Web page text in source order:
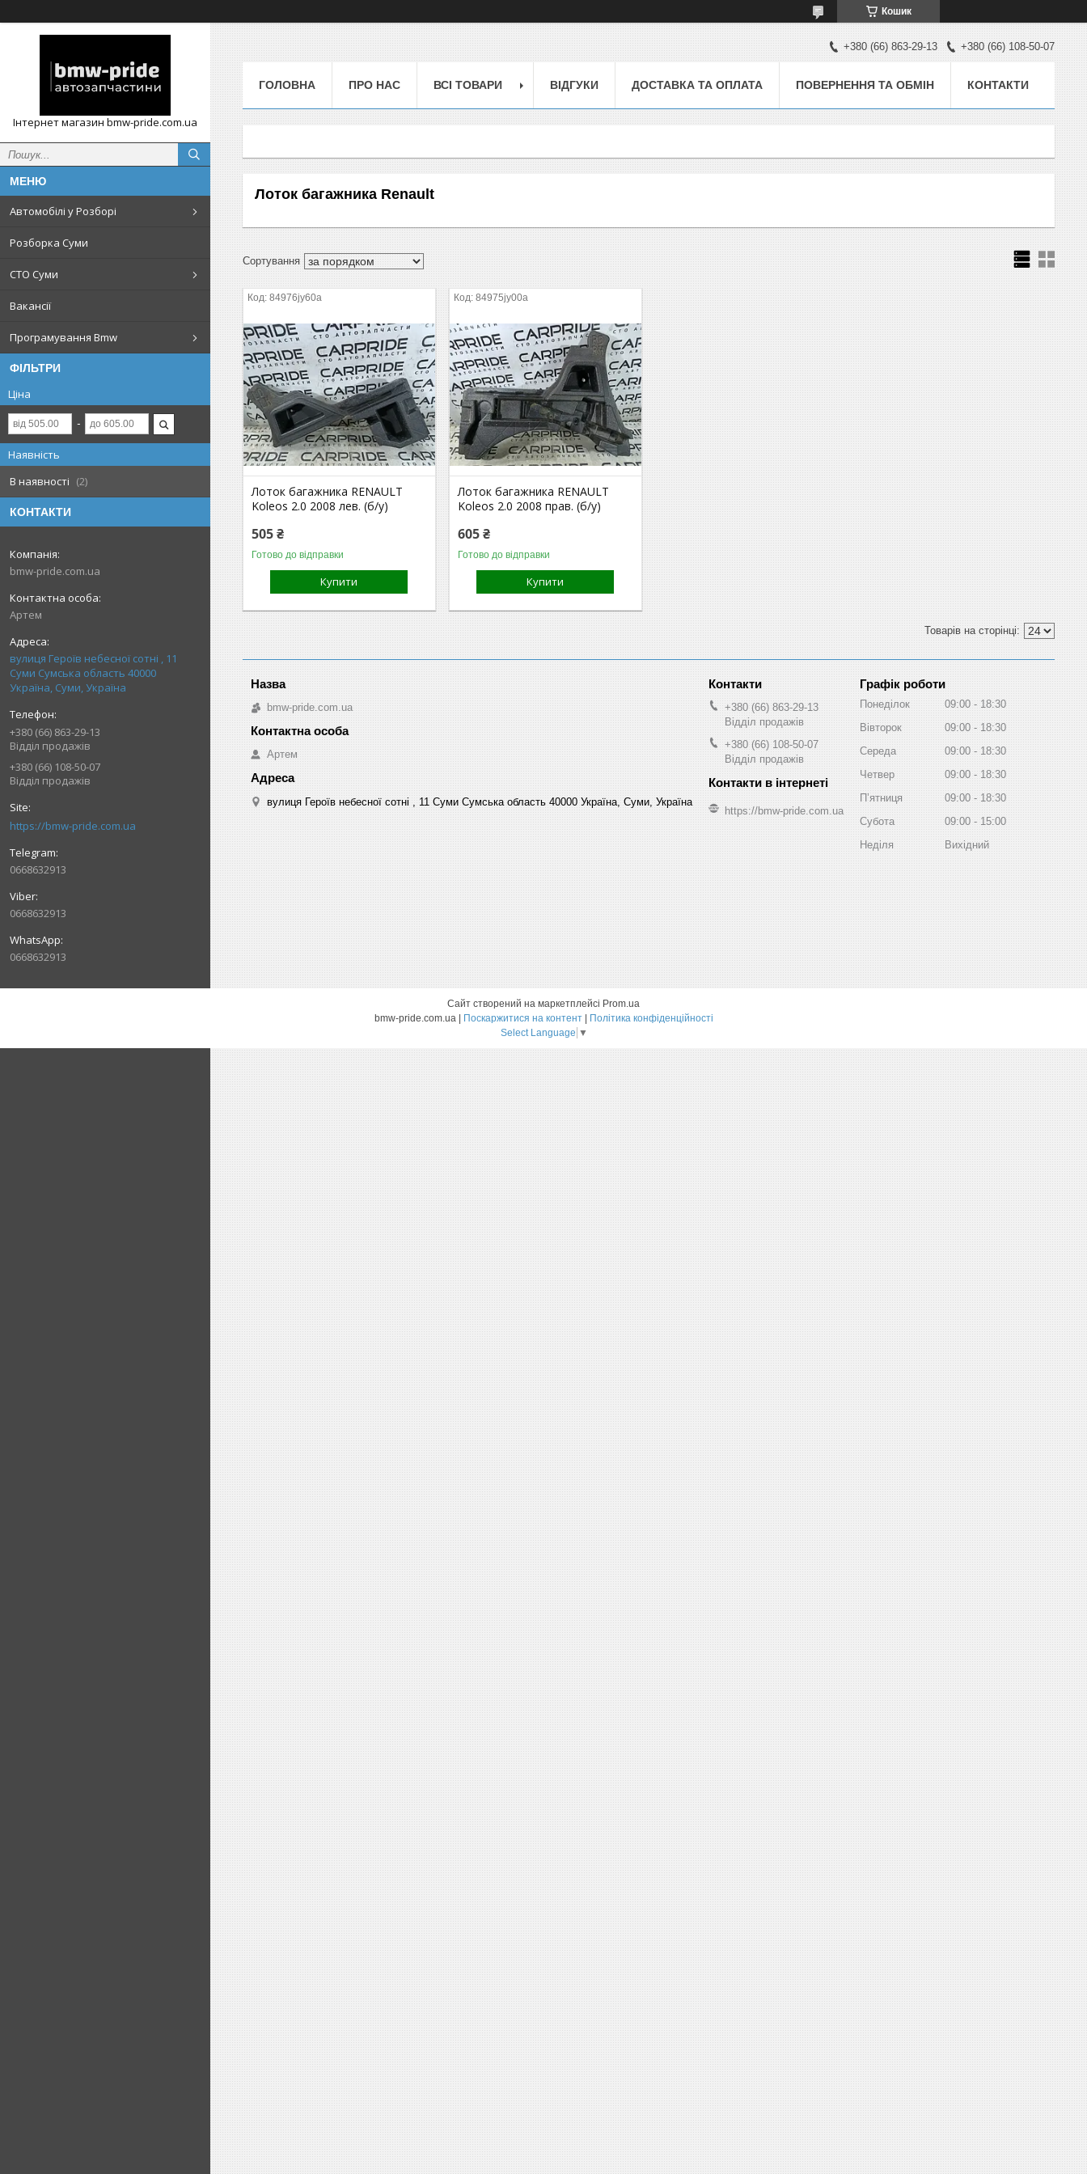
Кошик
Інтернет магазин bmw-pride.com.ua
Автомобілі у Розборі
Розборка Суми
СТО Суми
Вакансії
Програмування Bmw
ФІЛЬТРИ
Ціна
Наявність
В наявності
2
КОНТАКТИ
bmw-pride.com.ua
Артем
вулиця Героїв небесної сотні , 11
Суми Сумська область 40000
Україна, Суми, Україна
+380 (66) 863-29-13
Відділ продажів
+380 (66) 108-50-07
Відділ продажів
https://bmw-pride.com.ua
0668632913
0668632913
0668632913
+380 (66) 863-29-13 +380 (66) 108-50-07
ГОЛОВНА ПРО НАС ВСІ ТОВАРИ ВІДГУКИ ДОСТАВКА ТА ОПЛАТА ПОВЕРНЕННЯ ТА ОБМІН КОНТАКТИ
Лоток багажника Renault
84976jy60a
Лоток багажника RENAULT
Koleos 2.0 2008 лев. (б/у)
505 ₴
Готово до відправки
Купити
84975jy00a
Лоток багажника RENAULT
Koleos 2.0 2008 прав. (б/у)
605 ₴
Готово до відправки
Купити
bmw-pride.com.ua
Артем
вулиця Героїв небесної сотні , 11 Суми Сумська область 40000 Україна, Суми, Україна
+380 (66) 863-29-13
Відділ продажів
+380 (66) 108-50-07
Відділ продажів
https://bmw-pride.com.ua
Графік роботи
Понеділок 09:00
18:30
Вівторок
09:00
18:30
Середа
09:00
18:30
Четвер
09:00
18:30
Пʼятниця
09:00
18:30
Субота
09:00
15:00
Неділя
Вихідний
Сайт створений на маркетплейсі Prom.ua
bmw-pride.com.ua | Поскаржитися на контент | Політика конфіденційності
Select Language ▼